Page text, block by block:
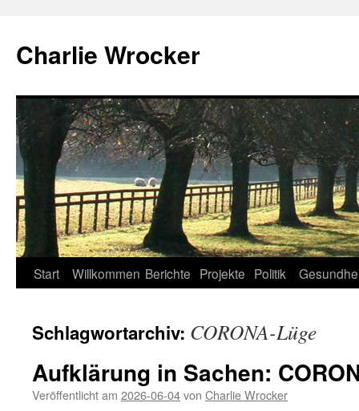
springen
Charlie Wrocker
Start Willkommen Berichte Projekte Politik
Schlagwortarchiv: CORONA-Lüge
Aufklärung in Sachen:
Veröffentlicht am 2026-06-04von Charlie Wrocker